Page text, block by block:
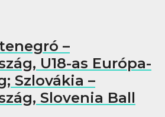
–
U18-as Európa-
Szlovákia –
Slovenia Ball